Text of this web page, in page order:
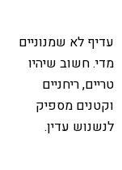
עדיף לא שמנוניים
מדי. חשוב שיהיו
טריים, ריחניים
וקטנים מספיק
לנשנוש עדין.